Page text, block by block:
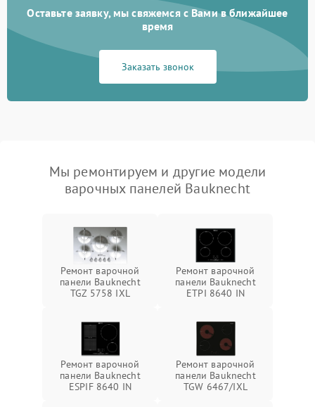
Оставьте заявку, мы свяжемся с Вами в ближайшее
время
Заказать звонок
Мы ремонтируем и другие модели
варочных панелей Bauknecht
Ремонт варочной
панели Bauknecht
TGZ 5758 IXL
Ремонт варочной
панели Bauknecht
ETPI 8640 IN
Ремонт варочной
панели Bauknecht
ESPIF 8640 IN
Ремонт варочной
панели Bauknecht
TGW 6467/IXL